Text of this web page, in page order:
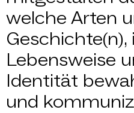
welche Arten
Geschichte(n),
Lebensweise
Identität
und